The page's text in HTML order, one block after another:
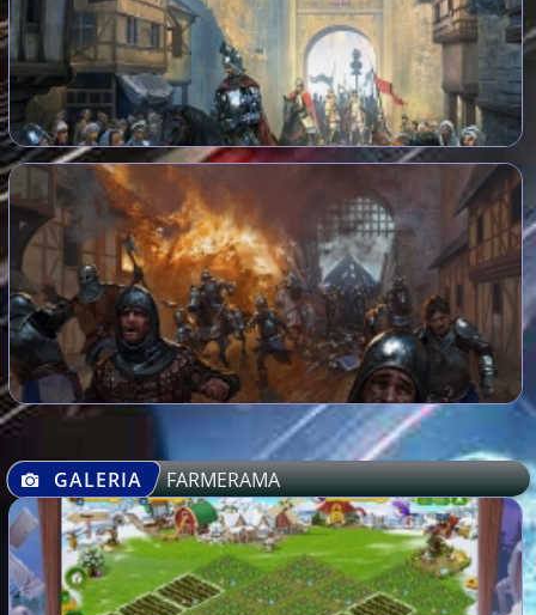
GALERIA FARMERAMA